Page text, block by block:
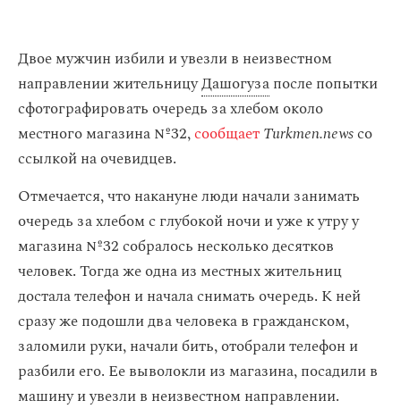
Двое мужчин избили и увезли в неизвестном
направлении жительницуДашогузапосле попытки
сфотографировать очередь за хлебом около
местного магазина №32,сообщаетTurkmen.newsсо
ссылкой на очевидцев.
Отмечается, что накануне люди начали занимать
очередь за хлебом с глубокой ночи и уже к утру у
магазина №32 собралось несколько десятков
человек. Тогда же одна из местных жительниц
достала телефон и начала снимать очередь. К ней
сразу же подошли два человека в гражданском,
заломили руки, начали бить, отобрали телефон и
разбили его. Ее выволокли из магазина, посадили в
машину и увезли в неизвестном направлении.